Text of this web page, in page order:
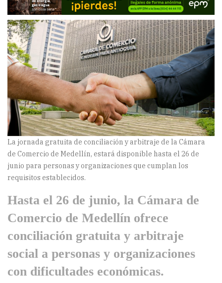
La jornada gratuita de conciliación y arbitraje de la Cámara
de Comercio de Medellín, estará disponible hasta el 26 de
junio para personas y organizaciones que cumplan los
requisitos establecidos.
Hasta el 26 de junio, la Cámara de
Comercio de Medellín ofrece
conciliación gratuita y arbitraje
social a personas y organizaciones
con dificultades económicas.